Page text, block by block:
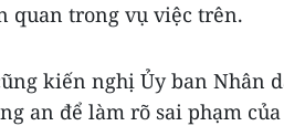
quan trong vụ việc trên.
kiến nghị Ủy ban Nhân
an để làm rõ sai phạm